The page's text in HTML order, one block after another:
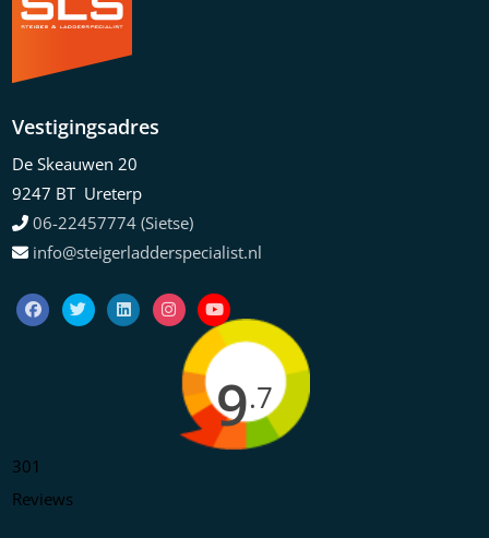
Vestigingsadres
De Skeauwen 20
9247 BT Ureterp
06-22457774 (Sietse)
info@steigerladderspecialist.nl
9.7
301
Reviews